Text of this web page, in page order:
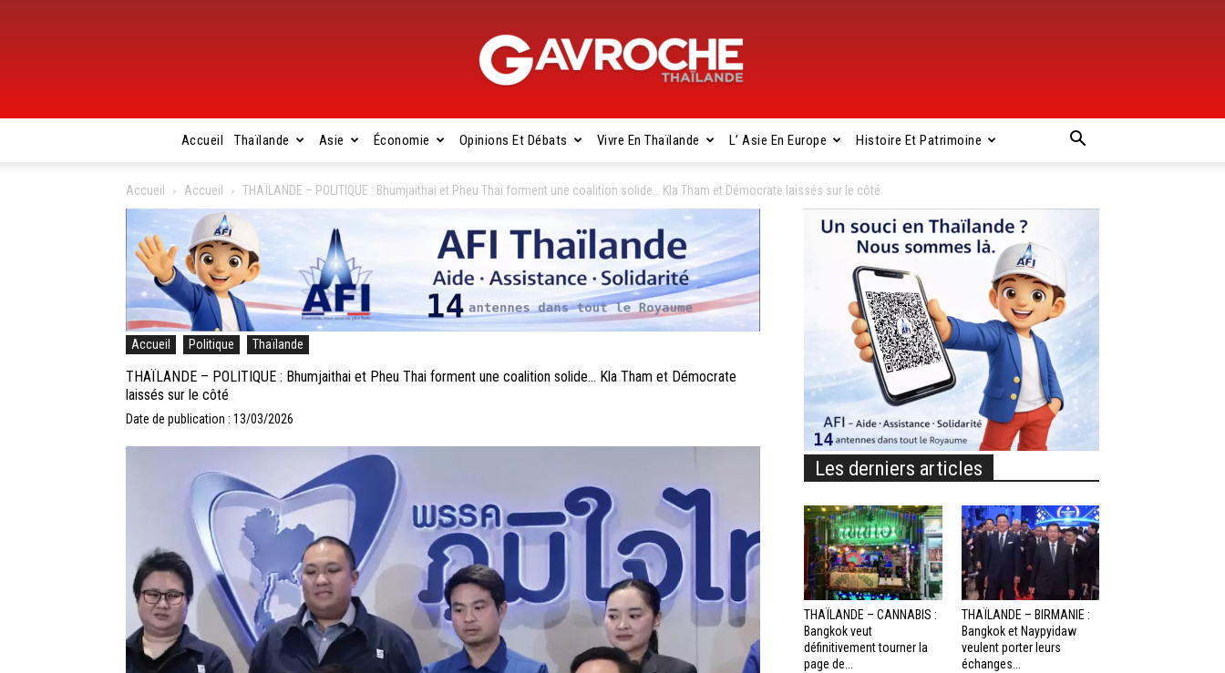
Gavroche
Thaïlande
Accueil Thaïlande Asie Économie Opinions Et Débats Vivre En Thaïlande L’ Asie En Europe Histoire Et Patrimoine
Accueil Accueil THAÏLANDE – POLITIQUE : Bhumjaithai et Pheu Thai forment une coalition solide… Kla Tham et Démocrate laissés sur le côté
Accueil Politique Thaïlande
THAÏLANDE – POLITIQUE : Bhumjaithai et Pheu Thai forment une coalition solide… Kla Tham et Démocrate
laissés sur le côté
Date de publication : 13/03/2026
Les derniers articles
THAÏLANDE – CANNABIS :
Bangkok veut
définitivement tourner la
page de...
THAÏLANDE – BIRMANIE :
Bangkok et Naypyidaw
veulent porter leurs
échanges...